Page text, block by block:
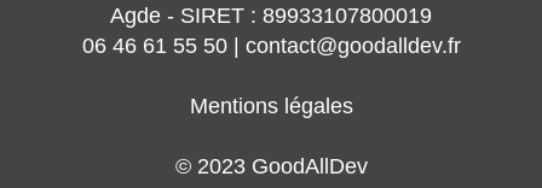
Agde - SIRET : 89933107800019
06 46 61 55 50 | contact@goodalldev.fr
Mentions légales
© 2023 GoodAllDev